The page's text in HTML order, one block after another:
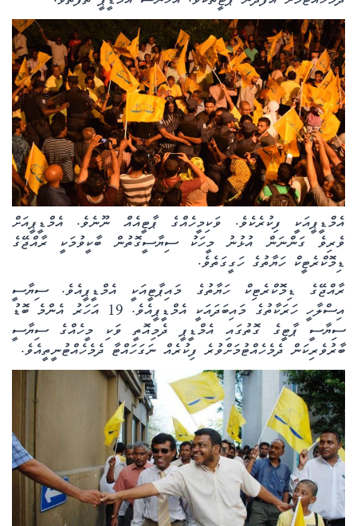
އެމްޑީޕީއަކީ ފިކުރެކެވެ. ވަކިމީހެއްގެ ޕާޓީއެއް ނޫނެވެ. އެމްޑީޕީއަށް
ވެރިވެ ގަންނަން އުޅުނު މީހަކު ސިޔާސީގޮތުން ބާކީވުމަކީ ރާއްޖޭގެ
ޑިމޮކްރެޓީކް ހަޔާތުގެ ހަގީގަތެވެ.
ރާއްޖޭގެ ޑިމޮކްރެޓިކް ހަޔާތުގެ މައިޕާޓީއަކީ އެމްޑީޕީއެވެ. ސިޔާސީ
އިސްލާހީ ހަރަކާތުގެ މައިބަދައަކީ އެމްޑީޕީއެވެ. 19 އަހަރު އެންމެ ބޮޑު
ސިޔާސީ ޕާޓީގެ ގޮތުގައި އެމްޑީޕީ ދެމިއޮތީ ވަކި މީހެއްގެ ސިޔާސީ
ބާރުވެރިކަން ދެމެހެއްޓުމަށްވުރެ ފިކުރެއް ނަގަހައްޓާ ދެމެހެއްޓުނީތީއެވެ.